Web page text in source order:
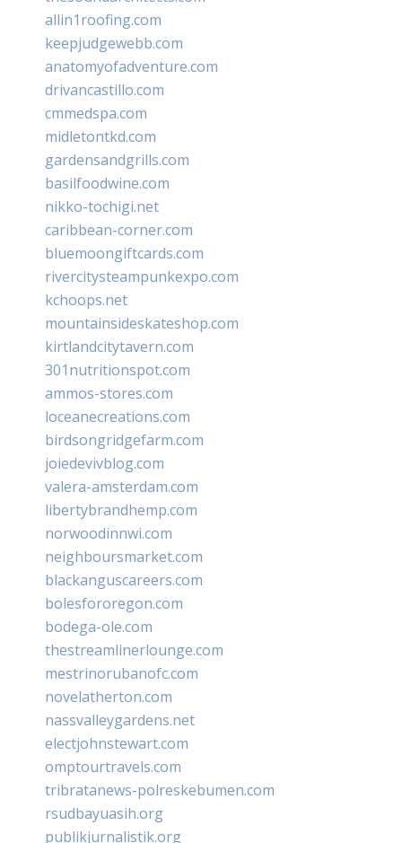
allin1roofing.com
keepjudgewebb.com
anatomyofadventure.com
drivancastillo.com
cmmedspa.com
midletontkd.com
gardensandgrills.com
basilfoodwine.com
nikko-tochigi.net
caribbean-corner.com
bluemoongiftcards.com
rivercitysteampunkexpo.com
kchoops.net
mountainsideskateshop.com
kirtlandcitytavern.com
301nutritionspot.com
ammos-stores.com
loceanecreations.com
birdsongridgefarm.com
joiedevivblog.com
valera-amsterdam.com
libertybrandhemp.com
norwoodinnwi.com
neighboursmarket.com
blackanguscareers.com
bolesfororegon.com
bodega-ole.com
thestreamlinerlounge.com
mestrinorubanofc.com
novelatherton.com
nassvalleygardens.net
electjohnstewart.com
omptourtravels.com
tribratanews-polreskebumen.com
rsudbayuasih.org
publikjurnalistik.org